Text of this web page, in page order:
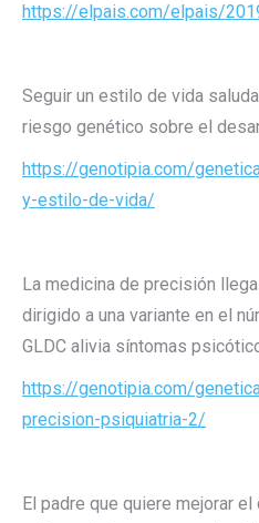
https://elpais.com/elpais/
Seguir un estilo de vida
riesgo genético sobre el
https://genotipia.com/
y-estilo-de-vida/
La medicina de precisión
dirigido a una variante en el
GLDC alivia síntomas
https://genotipia.com/
precision-psiquiatria-2/
El padre que quiere mejorar